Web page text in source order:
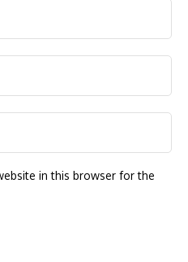
in this browser for the